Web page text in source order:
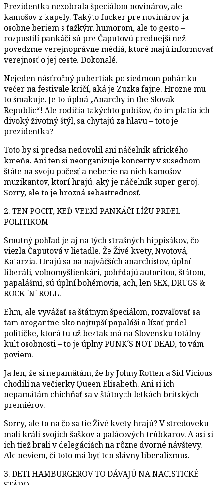
Prezidentka nezobrala špeciálom novinárov, ale
kamošov z kapely. Takýto fucker pre novinárov ja
osobne beriem s ťažkým humorom, ale to gesto –
rozpustilí pankáči sú pre Čaputovú prednejší než
povedzme verejnoprávne médiá, ktoré majú informovať
verejnosť o jej ceste. Dokonalé.
Nejeden násťročný pubertiak po siedmom poháriku
večer na festivale kričí, aká je Zuzka fajne. Hrozne mu
to šmakuje. Je to úplná „Anarchy in the Slovak
Republic“! Ale rodičia takýchto pubišov, čo im platia ich
divoký životný štýl, sa chytajú za hlavu – toto je
prezidentka?
Toto by si predsa nedovolil ani náčelník afrického
kmeňa. Ani ten si neorganizuje koncerty v susednom
štáte na svoju počesť a neberie na nich kamošov
muzikantov, ktorí hrajú, aký je náčelník super geroj.
Sorry, ale to je hrozná sebastrednosť.
2. TEN POCIT, KEĎ VEĽKÍ PANKÁČI LÍŽU PRDEL
POLITIKOM
Smutný pohľad je aj na tých strašných hippisákov, čo
viezla Čaputová v lietadle. Že Živé kvety, Nvotová,
Katarzia. Hrajú sa na najväčších anarchistov, úplní
liberáli, voľnomyšlienkári, pohŕdajú autoritou, štátom,
papalášmi, sú úplní bohémovia, ach, len SEX, DRUGS &
ROCK ´N´ ROLL.
Ehm, ale vyvážať sa štátnym špeciálom, rozvaľovať sa
tam arogantne ako najtupší papaláši a lízať prdel
političke, ktorá tu už beztak má na Slovensku totálny
kult osobnosti – to je úplny PUNK´S NOT DEAD, to vám
poviem.
Ja len, že si nepamätám, že by Johny Rotten a Sid Vicious
chodili na večierky Queen Elisabeth. Ani si ich
nepamätám chichňať sa v štátnych letkách britských
premiérov.
Sorry, ale to na čo sa tie Živé kvety hrajú? V stredoveku
mali králi svojich šaškov a palácových trúbkarov. A asi si
ich tiež brali v delegáciách na rôzne dvorné návštevy.
Ale neviem, či toto má byť ten slávny liberalizmus.
3. DETI HAMBURGEROV TO DÁVAJÚ NA NACISTICKÉ